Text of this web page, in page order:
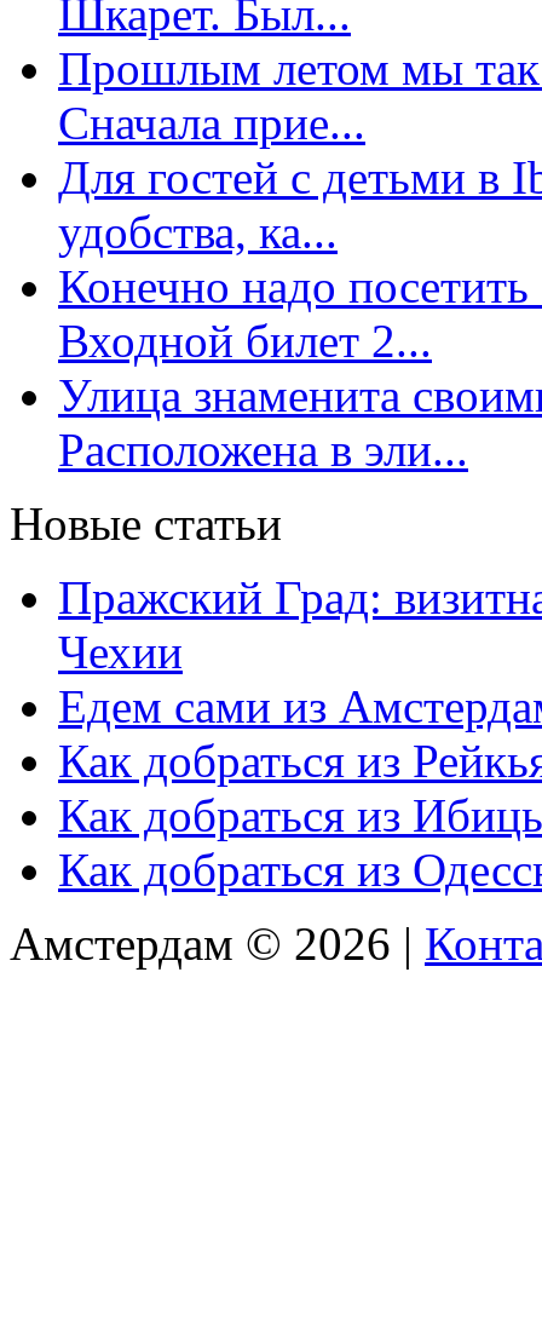
Шкарет. Был...
Прошлым летом мы так
Сначала прие...
Для гостей с детьми в
удобства, ка...
Конечно надо посетить
Входной билет 2...
Улица знаменита
Расположена в эли...
Новые статьи
Пражский Град:
Чехии
Едем сами из
Как добраться из
Как добраться из
Как добраться из
Амстердам © 2026 |